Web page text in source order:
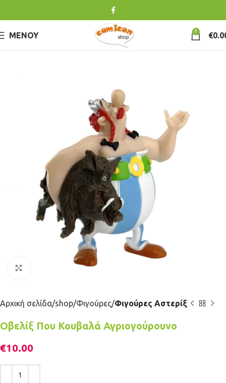
ΜΕΝΟΎ 0 €
Κλικ για μεγέθυνση
Αρχική σελίδα shop Φιγούρες Φιγούρες Αστερίξ
Οβελίξ Που Κουβαλά Αγριογούρουνο
€10.00